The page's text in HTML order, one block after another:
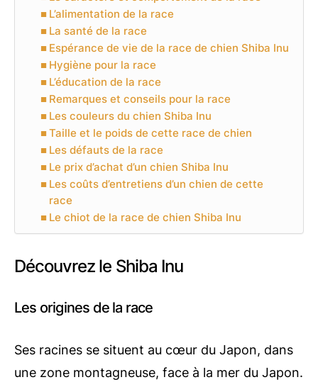
L’alimentation de la race
La santé de la race
Espérance de vie de la race de chien Shiba Inu
Hygiène pour la race
L’éducation de la race
Remarques et conseils pour la race
Les couleurs du chien Shiba Inu
Taille et le poids de cette race de chien
Les défauts de la race
Le prix d’achat d’un chien Shiba Inu
Les coûts d’entretiens d’un chien de cette
race
Le chiot de la race de chien Shiba Inu
Découvrez le Shiba Inu
Les origines de la race
Ses racines se situent au cœur du Japon, dans
une zone montagneuse, face à la mer du Japon.